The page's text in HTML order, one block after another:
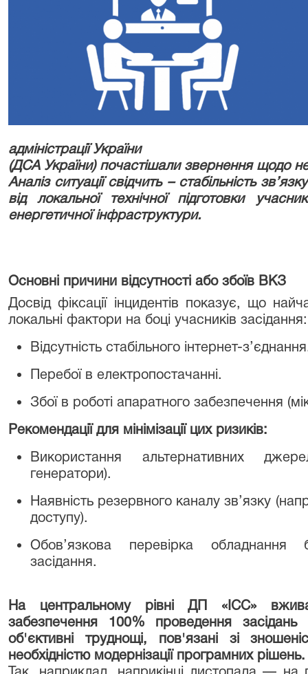
адміністрації України
(ДСА України) почастішали звернення щодо
Аналіз ситуації свідчить – стабільність
від локальної технічної підготовки
енергетичної інфраструктури.
Основні причини відсутності або збоїв ВКЗ
Досвід фіксації інцидентів показує, що
локальні фактори на боці учасників засідання:
Відсутність стабільного інтернет-
Перебої в електропостачанні.
Збої в роботі апаратного забезпечення
Рекомендації для мінімізації цих ризиків:
Використання альтернативних
генератори).
Наявність резервного каналу зв’язку
доступу).
Обов’язкова перевірка обладнання
засідання.
На центральному рівні ДП «ІСС»
забезпечення 100% проведення
об'єктивні труднощі, пов'язані зі
необхідністю модернізації програмних рішень.